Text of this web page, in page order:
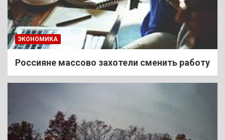
ЭКОНОМИКА
Россияне массово захотели сменить работу